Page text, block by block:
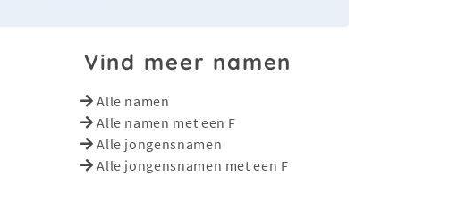
Vind meer namen
Alle namen
Alle namen met een F
Alle jongensnamen
Alle jongensnamen met een F